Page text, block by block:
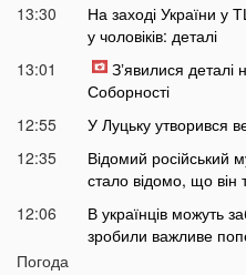
13:30
На заході України у
у чоловіків: деталі
13:01
Зʼявилися деталі
Соборності
12:55
У Луцьку утворився
12:35
Відомий російський
стало відомо, що він
12:06
В українців можуть
зробили важливе
11:34
Погода